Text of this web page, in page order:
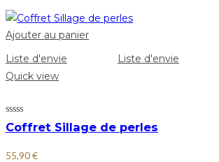
Ajouter au panier
Liste d'envie
Liste d'envie
Quick view
Coffret Sillage de perles
55,90€